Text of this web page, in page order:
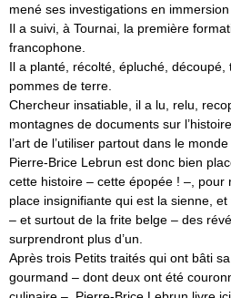
mené ses investigations en immersion
Il a suivi, à Tournai, la première
francophone.
Il a planté, récolté, épluché,
pommes de terre.
Chercheur insatiable, il a lu, relu,
montagnes de documents sur
l’art de l’utiliser partout dans le
Pierre-Brice Lebrun est donc bien
cette histoire – cette épopée ! –, pour
place insignifiante qui est la sienne,
– et surtout de la frite belge – des
surprendront plus d’un.
Après trois Petits traités qui ont bâti
gourmand – dont deux ont été